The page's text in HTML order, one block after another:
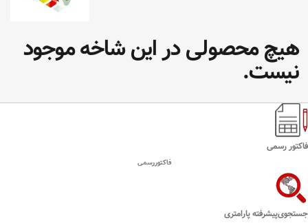
هیچ محصولی در این شاخه موجود
نیست.
فاکتور رسمی
فاکتوررسمی
جستجوی‌پیشرفته پارامتری